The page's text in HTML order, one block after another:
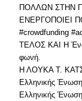
ΠΟΛΛΩΝ ΣΤΗΝ
EΝΕΡΓΟΠΟΙΕΙ
#crowdfunding
ΤΕΛΟΣ ΚΑΙ Η
φωνή.
Η ΛΟΥΚΑ Τ.
Ελληνικής
Ελληνικής